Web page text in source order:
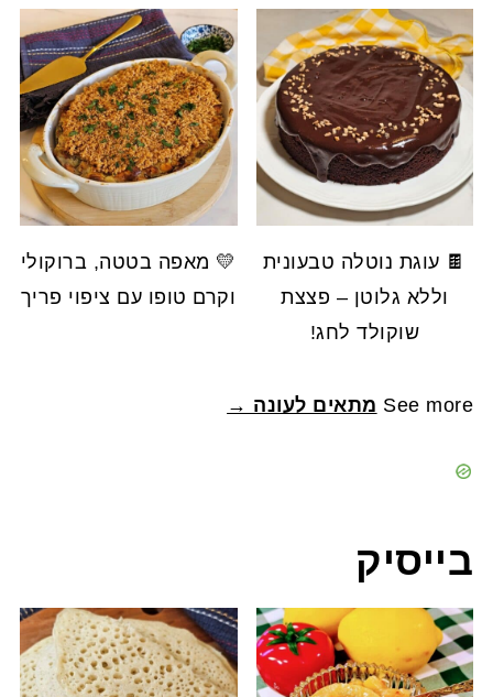
🍫 עוגת נוטלה טבעונית
וללא גלוטן – פצצת
שוקולד לחג!
💛 מאפה בטטה, ברוקולי
וקרם טופו עם ציפוי פריך
See more מתאים לעונה →
בייסיק